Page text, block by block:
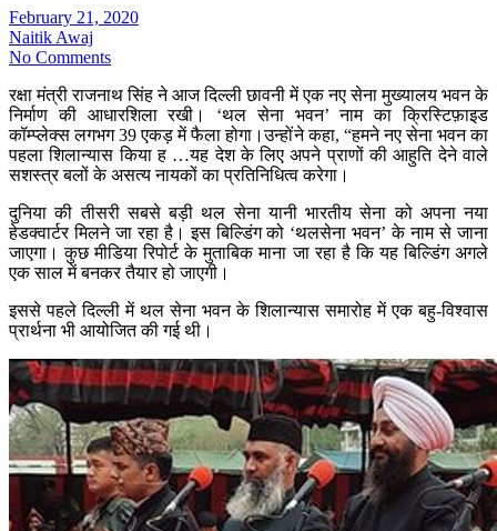
February 21, 2020
Naitik Awaj
No Comments
रक्षा मंत्री राजनाथ सिंह ने आज दिल्ली छावनी में एक नए सेना मुख्यालय भवन के
निर्माण की आधारशिला रखी। ‘थल सेना भवन’ नाम का क्रिस्टिफ़ाइड
कॉम्प्लेक्स लगभग 39 एकड़ में फैला होगा।उन्होंने कहा, “हमने नए सेना भवन का
पहला शिलान्यास किया ह …यह देश के लिए अपने प्राणों की आहुति देने वाले
सशस्त्र बलों के असत्य नायकों का प्रतिनिधित्व करेगा।
दुनिया की तीसरी सबसे बड़ी थल सेना यानी भारतीय सेना को अपना नया
हेडक्वार्टर मिलने जा रहा है। इस बिल्डिंग को ‘थलसेना भवन’ के नाम से जाना
जाएगा। कुछ मीडिया रिपोर्ट के मुताबिक माना जा रहा है कि यह बिल्डिंग अगले
एक साल में बनकर तैयार हो जाएगी।
इससे पहले दिल्ली में थल सेना भवन के शिलान्यास समारोह में एक बहु-विश्वास
प्रार्थना भी आयोजित की गई थी।